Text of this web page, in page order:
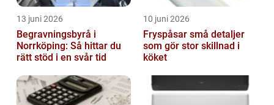
13 juni 2026
Begravningsbyrå i
Norrköping: Så hittar du
rätt stöd i en svår tid
10 juni 2026
Fryspåsar små detaljer
som gör stor skillnad i
köket